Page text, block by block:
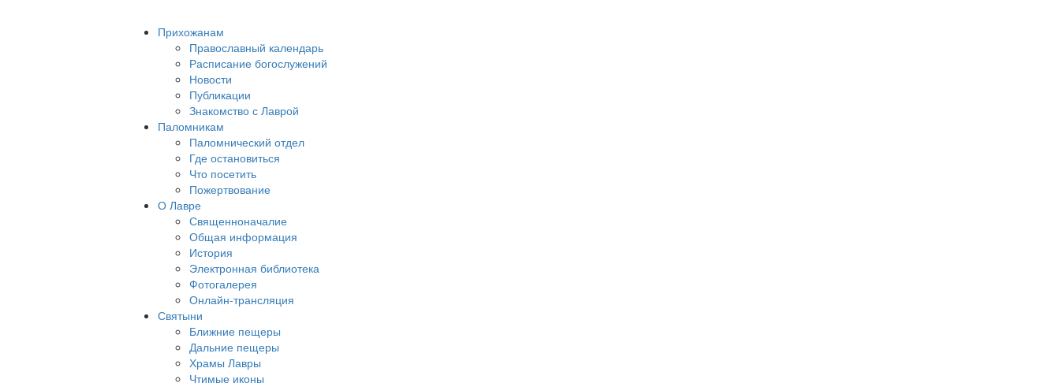
Прихожанам
Православный календарь
Расписание богослужений
Новости
Публикации
Знакомство с Лаврой
Паломникам
Паломнический отдел
Где остановиться
Что посетить
Пожертвование
О Лавре
Священноначалие
Общая информация
История
Электронная библиотека
Фотогалерея
Онлайн-трансляция
Святыни
Ближние пещеры
Дальние пещеры
Храмы Лавры
Чтимые иконы